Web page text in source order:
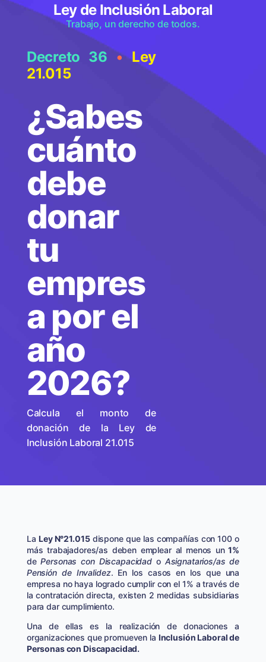
Ley de Inclusión Laboral
Trabajo, un derecho de todos.
Decreto 36 • Ley
21.015
¿Sabes
cuánto
debe
donar
tu
empres
a por el
año
2026?
Calcula el monto de
donación de la Ley de
Inclusión Laboral 21.015
La Ley N°21.015dispone que las compañías con 100 o
más trabajadores/as deben emplear al menos un1%
dePersonas con Discapacidad o Asignatarios/as de
Pensión de Invalidez. En los casos en los que una
empresa no haya logrado cumplir con el 1% a través de
la contratación directa, existen 2 medidas subsidiarias
para dar cumplimiento.
Una de ellas es la realización de donaciones a
organizaciones que promueven la Inclusión Laboral de
Personas con Discapacidad.